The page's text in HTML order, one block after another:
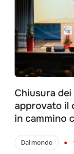
Chiusura
approvato il
in cammino
Dal mondo •